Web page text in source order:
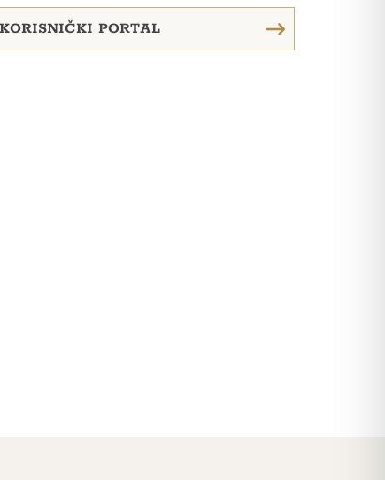
KORISNIČKI PORTAL